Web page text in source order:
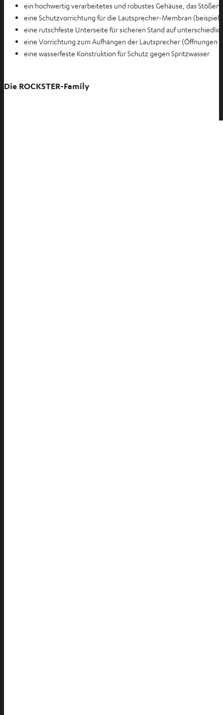
f
n
e
n
ein hochwertig verarbeitetes und robustes Gehäuse, das
eine Schutzvorrichtung für die Lautsprecher-Membran
eine rutschfeste Unterseite für sicheren Stand auf
eine Vorrichtung zum Aufhängen der Lautsprecher (Öffnungen
eine wasserfeste Konstruktion für Schutz gegen Spritzwasser
Die ROCKSTER-Family